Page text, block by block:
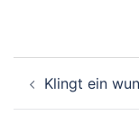
Klingt ein